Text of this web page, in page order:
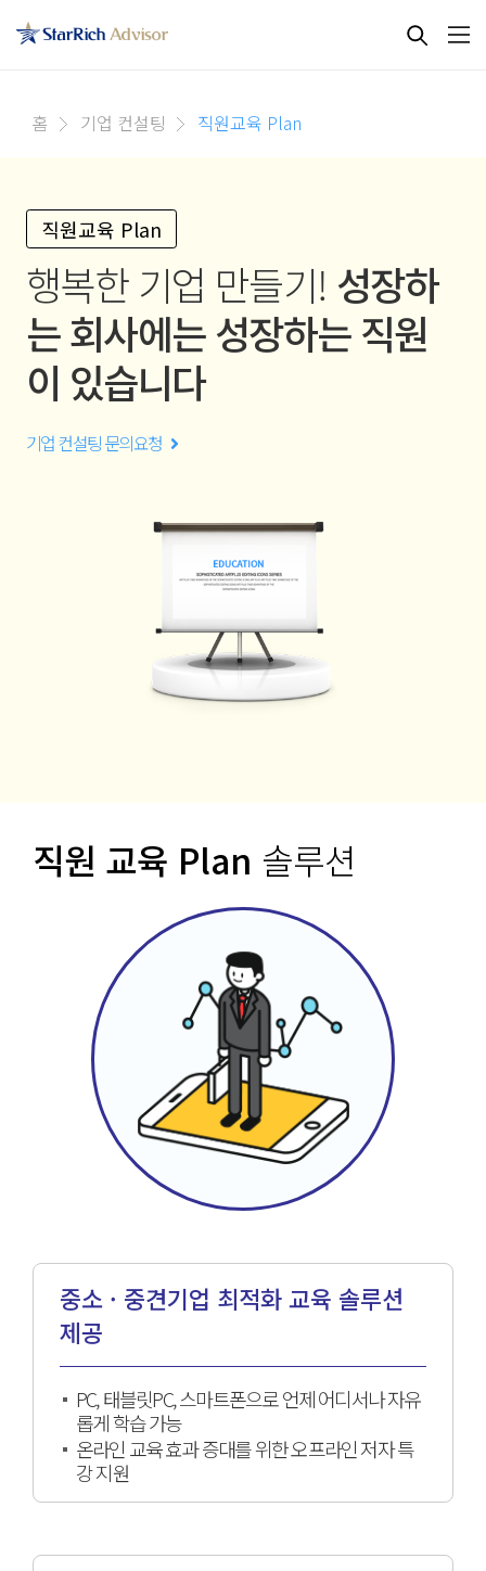
홈 기업 컨설팅 직원교육 Plan
직원교육 Plan
행복한 기업 만들기! 성장하
는 회사에는성장하는 직원
이 있습니다
기업 컨설팅 문의요청
직원 교육 Plan 솔루션
중소 · 중견기업 최적화 교육 솔루션
제공
PC, 태블릿PC, 스마트폰으로 언제 어디서나 자유
롭게 학습 가능
온라인 교육 효과 증대를 위한 오프라인 저자 특
강 지원